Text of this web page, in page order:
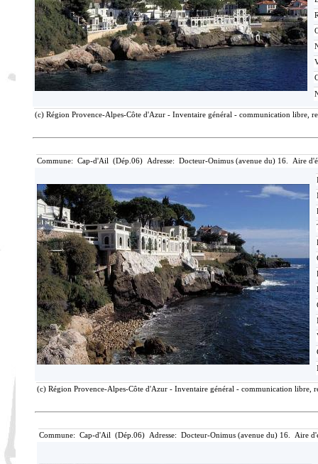
(c) Région Provence-Alpes-Côte d'Azur - Inventaire général - communication libre,
Commune: Cap-d'Ail (Dép.06) Adresse: Docteur-Onimus (avenue du) 16. Aire
(c) Région Provence-Alpes-Côte d'Azur - Inventaire général - communication libre,
Commune: Cap-d'Ail (Dép.06) Adresse: Docteur-Onimus (avenue du) 16. Aire